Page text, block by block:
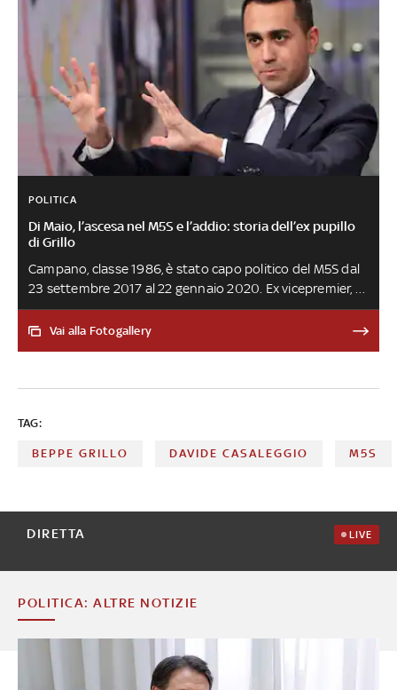
POLITICA
Di Maio, l’ascesa nel M5S e l’addio: storia dell’ex pupillo
di Grillo
Campano, classe 1986, è stato capo politico del M5S dal
23 settembre 2017 al 22 gennaio 2020. Ex vicepremier, è
stato vicepresidente della Camera, ministro dello
Sviluppo economico, ministro del Lavoro e delle politiche
guida della Farnesina nell'esecutivo Draghi, poi nel 2022
FOTOSTORIA
Vai alla Fotogallery
TAG:
BEPPE GRILLO DAVIDE CASALEGGIO M5S
DIRETTA LIVE
POLITICA: ALTRE NOTIZIE